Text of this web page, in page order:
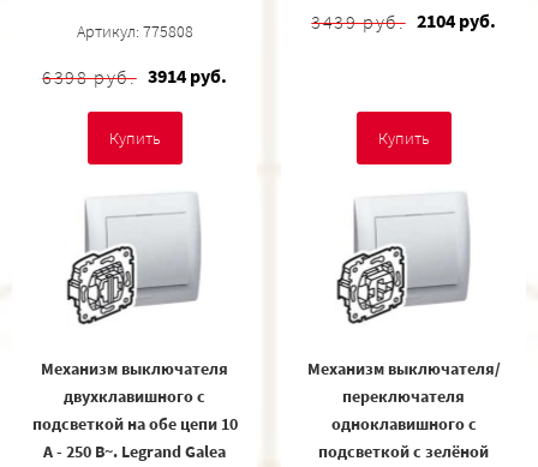
Артикул: 775808
6398 руб. 3914 руб.
Купить
3439 руб. 2104 руб.
Купить
Механизм выключателя
двухклавишного с
подсветкой на обе цепи 10
A - 250 В~. Legrand Galea
Механизм выключателя/
переключателя
одноклавишного с
подсветкой с зелёной